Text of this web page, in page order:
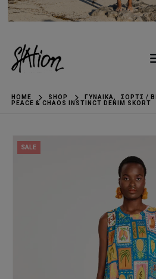
HOME SHOP ΓΥΝΑΊΚΑ,
ΣΟΡΤΣ /
PEACE & CHAOS INSTINCT DENIM SKORT
SALE